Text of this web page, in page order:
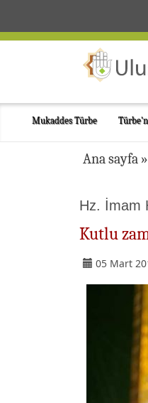
Mukaddes Türbe
Ana sayfa »
Hz. İmam
Kutlu
05 Mart